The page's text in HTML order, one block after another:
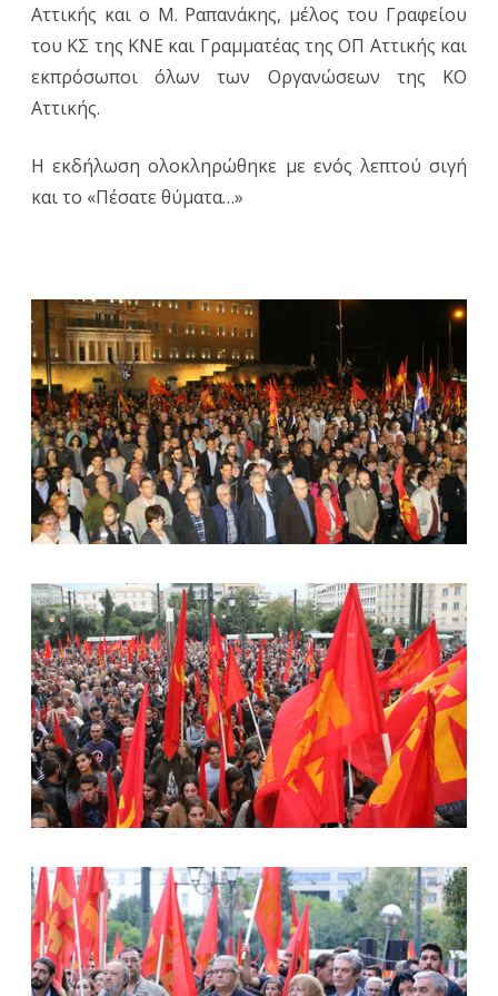
Αττικής και ο Μ. Ραπανάκης, μέλος του Γραφείου
του ΚΣ της ΚΝΕ και Γραμματέας της ΟΠ Αττικής και
εκπρόσωποι όλων των Οργανώσεων της ΚΟ
Αττικής.
Η εκδήλωση ολοκληρώθηκε με ενός λεπτού σιγή
και το «Πέσατε θύματα…»